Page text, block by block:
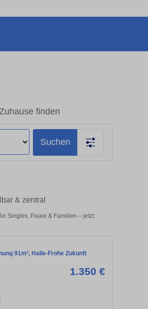
finden
Suchen
& zentral
Singles, Paare & Familien – jetzt
91m², Halle-Frohe Zukunft
1.350 €